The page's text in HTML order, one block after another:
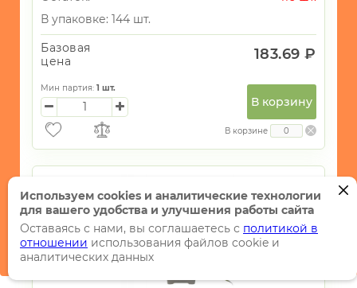
В упаковке: 144 шт.
Базовая
цена
183.69 ₽
Мин партия: 1 шт.
В корзину
В корзине
Используем cookies и аналитические технологии
для вашего удобства и улучшения работы сайта
Оставаясь с нами, вы соглашаетесь с политикой в
отношении использования файлов cookie и
аналитических данных